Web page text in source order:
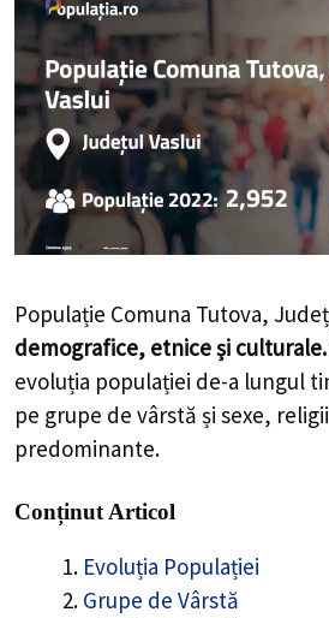
Populație Comuna Tutova,
demografice, etnice și culturale.
evoluția populației de-a lungul
pe grupe de vârstă și sexe,
predominante.
Conținut Articol
Evoluția Populației
Grupe de Vârstă